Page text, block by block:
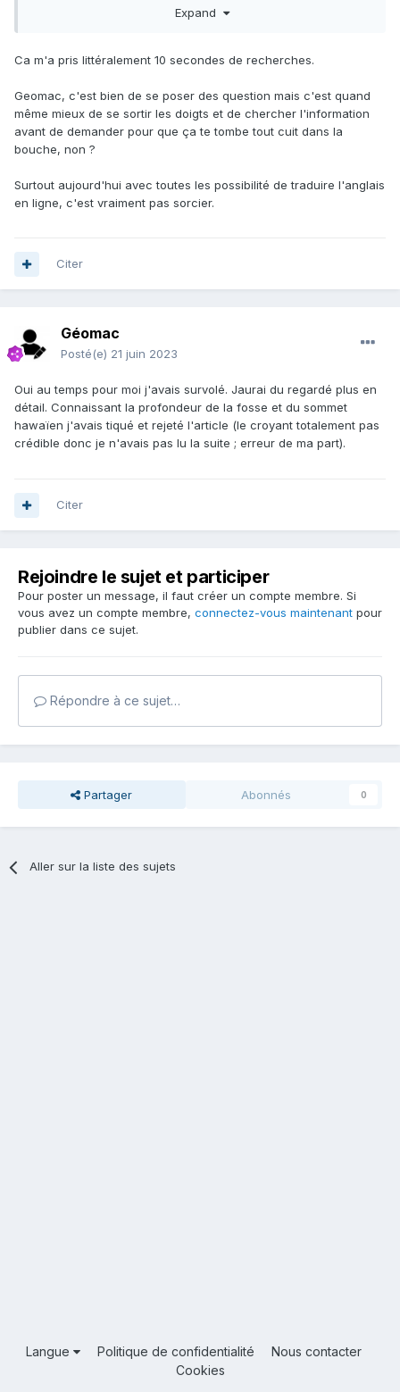
beneath it by another 8 km (5 mi), in the shape
17,170 m (56,000 ft).[26]
Expand
Ca m'a pris littéralement 10 secondes de recherches.
Geomac, c'est bien de se poser des question mais c'est quand
même mieux de se sortir les doigts et de chercher l'information
avant de demander pour que ça te tombe tout cuit dans la
bouche, non ?
Surtout aujourd'hui avec toutes les possibilité de traduire l'anglais
en ligne, c'est vraiment pas sorcier.
Citer
Géomac
Posté(e) 21 juin 2023
Oui au temps pour moi j'avais survolé. Jaurai du regardé plus en
détail. Connaissant la profondeur de la fosse et du sommet
hawaïen j'avais tiqué et rejeté l'article (le croyant totalement pas
crédible donc je n'avais pas lu la suite ; erreur de ma part).
Citer
Rejoindre le sujet et participer
Pour poster un message, il faut créer un compte membre. Si
vous avez un compte membre, connectez-vous maintenant pour
publier dans ce sujet.
Répondre à ce sujet…
Partager Abonnés 0
Aller sur la liste des sujets
Langue Politique de confidentialité
Nous contacter
Cookies